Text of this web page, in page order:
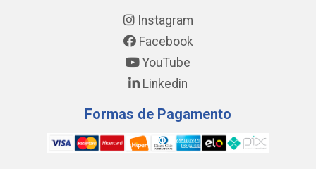
Instagram
Facebook
YouTube
Linkedin
Formas de Pagamento